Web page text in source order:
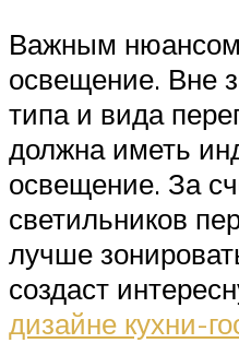
Важным нюансом
освещение. Вне
типа и вида
должна иметь
освещение. За
светильников
лучше
создаст
дизайне кухни-